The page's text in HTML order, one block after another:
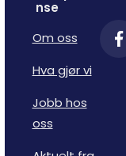
nse
Om oss
Hva gjør vi
Jobb hos
oss